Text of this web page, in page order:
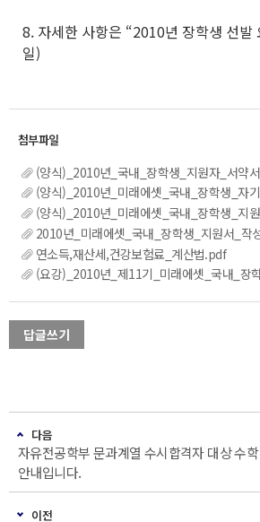
8. 자세한 사항은 “2010년 장학생 선발
일)
(양식)_2010년_국내_장학생_지원자_서약
(양식)_2010년_미래에셋_국내_장학생_자
(양식)_2010년_미래에셋_국내_장학생_지
2010년_미래에셋_국내_장학생_지원서_작
연소득,재산세,건강보험료_계산법.pdf
(요강)_2010년_제11기_미래에셋_국내_장
답글쓰기
다음
자유전공학부 문과계열 수시합격자 대상 수
안내입니다.
이전